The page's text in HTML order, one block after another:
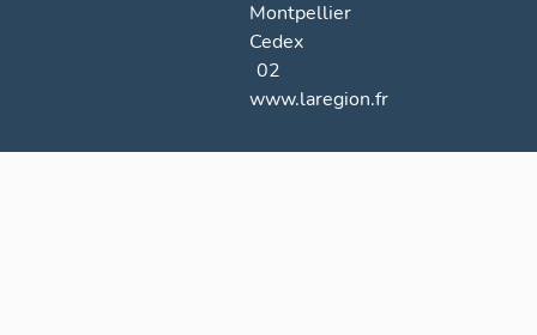
Montpellier
Cedex
02
www.laregion.fr